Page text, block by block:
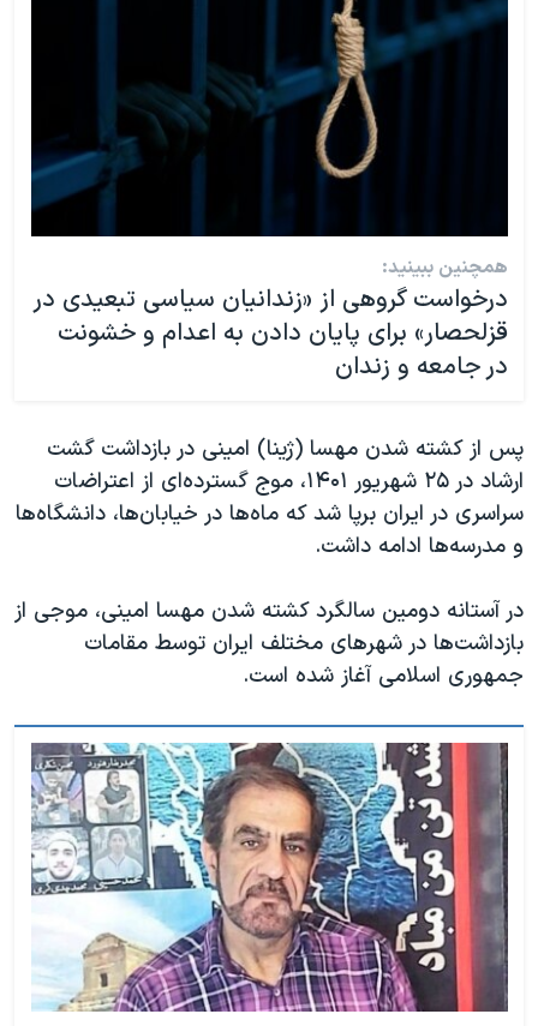
همچنین ببینید:
درخواست گروهی از «زندانیان سیاسی تبعیدی در
قزلحصار» برای پایان دادن به اعدام و خشونت
در جامعه و زندان
پس از کشته شدن مهسا (ژینا) امینی در بازداشت گشت
ارشاد در ۲۵ شهریور ۱۴۰۱، موج گسترده‌ای از اعتراضات
سراسری در ایران برپا شد که ماه‌ها در خیابان‌ها، دانشگاه‌ها
و مدرسه‌ها ادامه داشت.
در آستانه دومین سالگرد کشته شدن مهسا امینی، موجی از
بازداشت‌ها در شهرهای مختلف ایران توسط مقامات
جمهوری اسلامی آغاز شده است.